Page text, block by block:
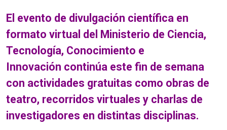
El evento de divulgación científica en
formato virtual del Ministerio de Ciencia,
Tecnología, Conocimiento e
Innovación continúa este fin de semana
con actividades gratuitas como obras de
teatro, recorridos virtuales y charlas de
investigadores en distintas disciplinas.